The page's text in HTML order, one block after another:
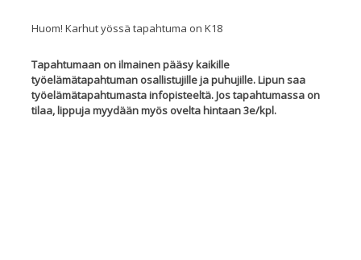
Huom! Karhut yössä tapahtuma on K18
Tapahtumaan on ilmainen pääsy kaikille
työelämätapahtuman osallistujille ja puhujille. Lipun saa
työelämätapahtumasta infopisteeltä. Jos tapahtumassa on
tilaa, lippuja myydään myös ovelta hintaan 3e/kpl.